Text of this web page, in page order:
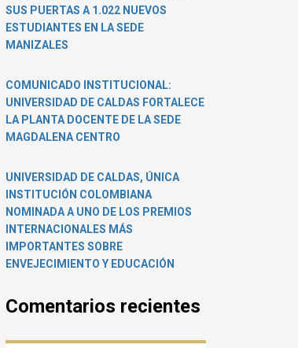
SUS PUERTAS A 1.022 NUEVOS
ESTUDIANTES EN LA SEDE
MANIZALES
COMUNICADO INSTITUCIONAL:
UNIVERSIDAD DE CALDAS FORTALECE
LA PLANTA DOCENTE DE LA SEDE
MAGDALENA CENTRO
UNIVERSIDAD DE CALDAS, ÚNICA
INSTITUCIÓN COLOMBIANA
NOMINADA A UNO DE LOS PREMIOS
INTERNACIONALES MÁS
IMPORTANTES SOBRE
ENVEJECIMIENTO Y EDUCACIÓN
Comentarios recientes